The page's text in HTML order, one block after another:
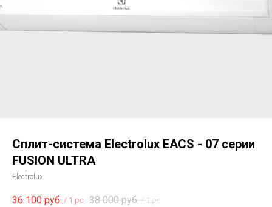
Сплит-система Electrolux EACS - 07 серии
FUSION ULTRA
Electrolux
36 100 руб. / 1 pc 38 000 руб. / 1 pc